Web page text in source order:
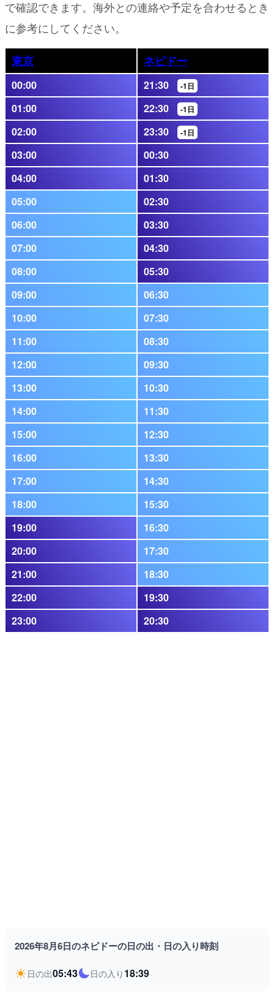
で確認できます。海外との連絡や予定を合わせるとき
に参考にしてください。
東京 ネピドー
00:00 21:30 -1日
01:00 22:30 -1日
02:00 23:30 -1日
03:00
00:30
04:00
01:30
05:00
02:30
06:00
03:30
07:00
04:30
08:00
05:30
09:00
06:30
10:00
07:30
11:00
08:30
12:00
09:30
13:00
10:30
14:00
11:30
15:00
12:30
16:00
13:30
17:00
14:30
18:00
15:30
19:00
16:30
20:00
17:30
21:00
18:30
22:00
19:30
23:00
20:30
2026年8月6日のネピドーの日の出・日の入り時刻
日の出05:43 日の入り 18:39